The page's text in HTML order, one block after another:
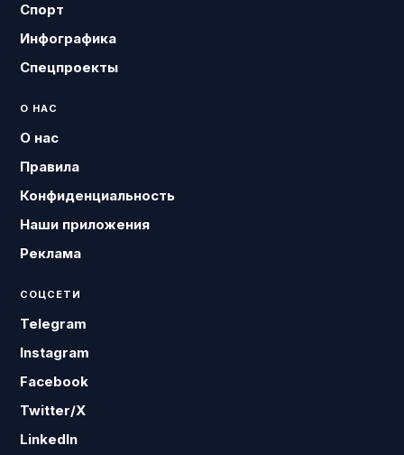
Спорт
Инфографика
Спецпроекты
О НАС
О нас
Правила
Конфиденциальность
Наши приложения
Реклама
СОЦСЕТИ
Telegram
Instagram
Facebook
Twitter/X
LinkedIn